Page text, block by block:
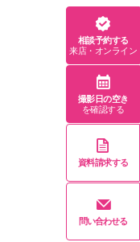
相談予約する
来店・オンライン
撮影日の空き
を確認する
資料請求する
問い合わせる